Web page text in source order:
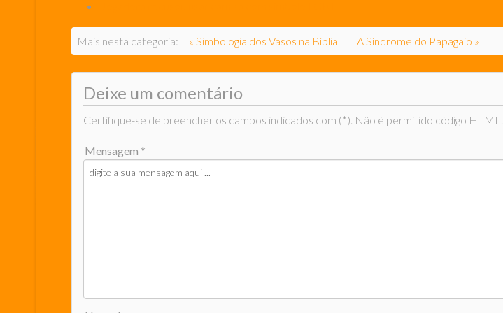
Mais nesta categoria: « Simbologia dos Vasos na Bíblia A Síndrome do Papagaio »
Deixe um comentário
Certifique-se de preencher os campos indicados com (*). Não é permitido código HTML.
Mensagem *